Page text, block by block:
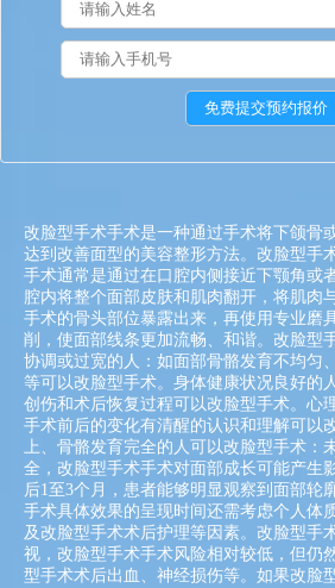
改脸型手术手术是一种通过手术将下颌骨
达到改善面型的美容整形方法。改脸型手
手术通常是通过在口腔内侧接近下颚角或
腔内将整个面部皮肤和肌肉翻开，将肌肉
手术的骨头部位暴露出来，再使用专业磨
削，使面部线条更加流畅、和谐。改脸型
协调或过宽的人：如面部骨骼发育不均匀
等可以改脸型手术。身体健康状况良好的
创伤和术后恢复过程可以改脸型手术。心
手术前后的变化有清醒的认识和理解可以
上、骨骼发育完全的人可以改脸型手术：
全，改脸型手术手术对面部成长可能产生
后1至3个月，患者能够明显观察到面部轮
手术具体效果的呈现时间还需考虑个人体
及改脸型手术术后护理等因素。改脸型手
视，改脸型手术手术风险相对较低，但仍
型手术术后出血、神经损伤等。如果改脸